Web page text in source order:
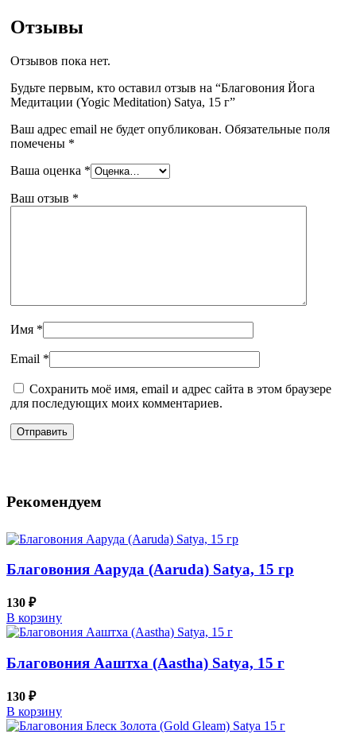
Отзывы
Отзывов пока нет.
Будьте первым, кто оставил отзыв на “Благовония Йога
Медитации (Yogic Meditation) Satya, 15 г”
Ваш адрес email не будет опубликован. Обязательные поля
помечены *
Ваша оценка *
Ваш отзыв *
Имя *
Email *
Сохранить моё имя, email и адрес сайта в этом браузере
для последующих моих комментариев.
Рекомендуем
Благовония Ааруда (Aaruda) Satya, 15 гр
130 ₽
В корзину
Благовония Ааштха (Aastha) Satya, 15 г
130 ₽
В корзину